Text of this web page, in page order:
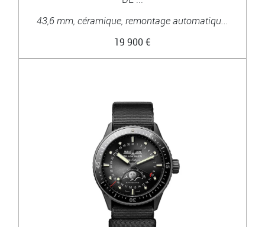
43,6 mm, céramique, remontage automatiqu...
19 900 €